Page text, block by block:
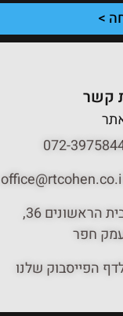
>
קשר
072-
בית הראשונים 36,
חפר
הפייסבוק שלנו